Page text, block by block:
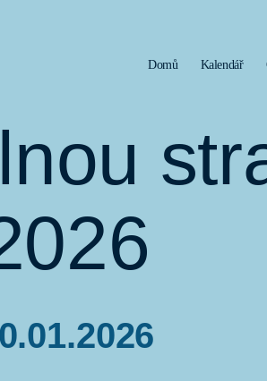
Domů Kalendář